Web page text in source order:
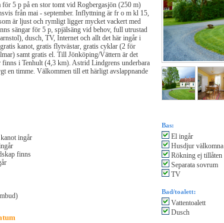
5 p på en stor tomt vid Rogbergasjön (250 m)
från mai - september. Inflyttning är fr o m kl 15,
är ljust och rymligt ligger mycket vackert med
sängar för 5 p, spjälsäng vid behov, full utrustad
dusch, TV, Internet och allt det här ingår i
kanot, gratis flytvästar, gratis cyklar (2 för
samt gratis el. Till Jönköping/Vättern är det
finns i Tenhult (4,3 km). Astrid Lindgrens underbara
en timme. Välkommen till ett härligt avslappnande
ingår
finns
Bas:
El ingår
Husdjur välkomna
Rökning ej tillåten
Separata sovrum
TV
Bad/toalett:
Vattentoalett
Dusch